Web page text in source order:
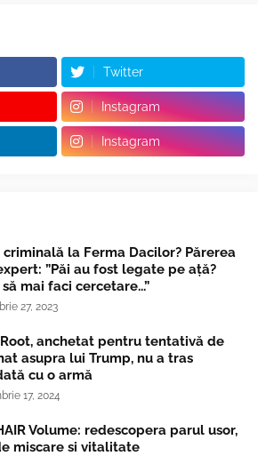
Twitter
Instagram
Instagram
criminală la Ferma Dacilor? Părerea
”Păi au fost legate pe ață?
mai faci cercetare...”
27, 2023
Root, anchetat pentru tentativă de
asupra lui Trump, nu a tras
cu o armă
17, 2024
Volume: redescopera parul usor,
miscare si vitalitate